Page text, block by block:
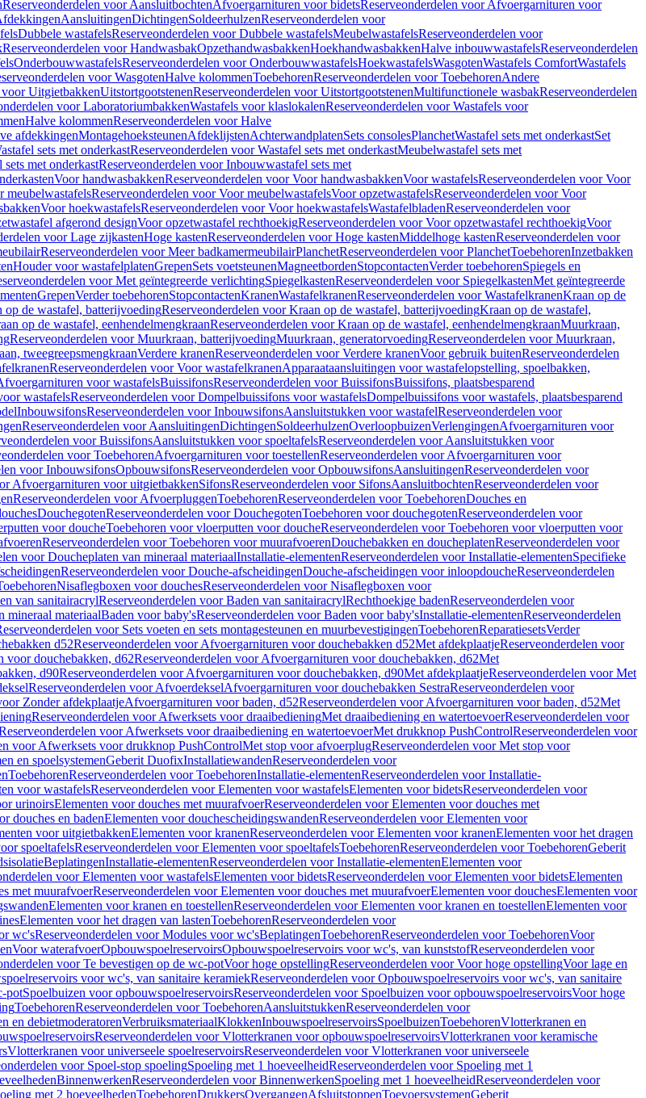
Reserveonderdelen voor AansluitbochtenAfvoergarnituren voor bidetsReserveonderdelen voor Afvoergarnituren voor
AansluitingenDichtingenSoldeerhulzenReserveonderdelen voor
Dubbele wastafelsReserveonderdelen voor Dubbele wastafelsMeubelwastafelsReserveonderdelen voor
Reserveonderdelen voor HandwasbakOpzethandwasbakkenHoekhandwasbakkenHalve inbouwwastafelsReserveonderdelen
OnderbouwwastafelsReserveonderdelen voor OnderbouwwastafelsHoekwastafelsWasgotenWastafels ComfortWastafels
voor WasgotenHalve kolommenToebehorenReserveonderdelen voor ToebehorenAndere
UitgietbakkenUitstortgootstenenReserveonderdelen voor UitstortgootstenenMultifunctionele wasbakReserveonderdelen
voor LaboratoriumbakkenWastafels voor klaslokalenReserveonderdelen voor Wastafels voor
Halve kolommenReserveonderdelen voor Halve
afdekkingenMontagehoeksteunenAfdeklijstenAchterwandplatenSets consolesPlanchetWastafel sets met onderkastSet
sets met onderkastReserveonderdelen voor Wastafel sets met onderkastMeubelwastafel sets met
met onderkastReserveonderdelen voor Inbouwwastafel sets met
Voor handwasbakkenReserveonderdelen voor Voor handwasbakkenVoor wastafelsReserveonderdelen voor Voor
meubelwastafelsReserveonderdelen voor Voor meubelwastafelsVoor opzetwastafelsReserveonderdelen voor Voor
Voor hoekwastafelsReserveonderdelen voor Voor hoekwastafelsWastafelbladenReserveonderdelen voor
afgerond designVoor opzetwastafel rechthoekigReserveonderdelen voor Voor opzetwastafel rechthoekigVoor
voor Lage zijkastenHoge kastenReserveonderdelen voor Hoge kastenMiddelhoge kastenReserveonderdelen voor
Reserveonderdelen voor Meer badkamermeubilairPlanchetReserveonderdelen voor PlanchetToebehorenInzetbakken
Houder voor wastafelplatenGrepenSets voetsteunenMagneetbordenStopcontactenVerder toebehorenSpiegels en
voor Met geïntegreerde verlichtingSpiegelkastenReserveonderdelen voor SpiegelkastenMet geïntegreerde
GrepenVerder toebehorenStopcontactenKranenWastafelkranenReserveonderdelen voor WastafelkranenKraan op de
op de wastafel, batterijvoedingReserveonderdelen voor Kraan op de wastafel, batterijvoedingKraan op de wastafel,
op de wastafel, eenhendelmengkraanReserveonderdelen voor Kraan op de wastafel, eenhendelmengkraanMuurkraan,
Reserveonderdelen voor Muurkraan, batterijvoedingMuurkraan, generatorvoedingReserveonderdelen voor Muurkraan,
tweegreepsmengkraanVerdere kranenReserveonderdelen voor Verdere kranenVoor gebruik buitenReserveonderdelen
Reserveonderdelen voor Voor wastafelkranenApparaataansluitingen voor wastafelopstelling, spoelbakken,
voor wastafelsBuissifonsReserveonderdelen voor BuissifonsBuissifons, plaatsbesparend
wastafelsReserveonderdelen voor Dompelbuissifons voor wastafelsDompelbuissifons voor wastafels, plaatsbesparend
InbouwsifonsReserveonderdelen voor InbouwsifonsAansluitstukken voor wastafelReserveonderdelen voor
Reserveonderdelen voor AansluitingenDichtingenSoldeerhulzenOverloopbuizenVerlengingenAfvoergarnituren voor
voor BuissifonsAansluitstukken voor spoeltafelsReserveonderdelen voor Aansluitstukken voor
voor ToebehorenAfvoergarnituren voor toestellenReserveonderdelen voor Afvoergarnituren voor
voor InbouwsifonsOpbouwsifonsReserveonderdelen voor OpbouwsifonsAansluitingenReserveonderdelen voor
Afvoergarnituren voor uitgietbakkenSifonsReserveonderdelen voor SifonsAansluitbochtenReserveonderdelen voor
Reserveonderdelen voor AfvoerpluggenToebehorenReserveonderdelen voor ToebehorenDouches en
DouchegotenReserveonderdelen voor DouchegotenToebehoren voor douchegotenReserveonderdelen voor
voor doucheToebehoren voor vloerputten voor doucheReserveonderdelen voor Toebehoren voor vloerputten voor
Reserveonderdelen voor Toebehoren voor muurafvoerenDouchebakken en doucheplatenReserveonderdelen voor
voor Doucheplaten van mineraal materiaalInstallatie-elementenReserveonderdelen voor Installatie-elementenSpecifieke
Reserveonderdelen voor Douche-afscheidingenDouche-afscheidingen voor inloopdoucheReserveonderdelen
Nisaflegboxen voor douchesReserveonderdelen voor Nisaflegboxen voor
van sanitairacrylReserveonderdelen voor Baden van sanitairacrylRechthoekige badenReserveonderdelen voor
mineraal materiaalBaden voor baby'sReserveonderdelen voor Baden voor baby'sInstallatie-elementenReserveonderdelen
voor Sets voeten en sets montagesteunen en muurbevestigingenToebehorenReparatiesetsVerder
d52Reserveonderdelen voor Afvoergarnituren voor douchebakken d52Met afdekplaatjeReserveonderdelen voor
voor douchebakken, d62Reserveonderdelen voor Afvoergarnituren voor douchebakken, d62Met
d90Reserveonderdelen voor Afvoergarnituren voor douchebakken, d90Met afdekplaatjeReserveonderdelen voor Met
Reserveonderdelen voor AfvoerdekselAfvoergarnituren voor douchebakken SestraReserveonderdelen voor
Zonder afdekplaatjeAfvoergarnituren voor baden, d52Reserveonderdelen voor Afvoergarnituren voor baden, d52Met
Reserveonderdelen voor Afwerksets voor draaibedieningMet draaibediening en watertoevoerReserveonderdelen voor
voor Afwerksets voor draaibediening en watertoevoerMet drukknop PushControlReserveonderdelen voor
voor Afwerksets voor drukknop PushControlMet stop voor afvoerplugReserveonderdelen voor Met stop voor
en spoelsystemenGeberit DuofixInstallatiewandenReserveonderdelen voor
ToebehorenReserveonderdelen voor ToebehorenInstallatie-elementenReserveonderdelen voor Installatie-
voor wastafelsReserveonderdelen voor Elementen voor wastafelsElementen voor bidetsReserveonderdelen voor
urinoirsElementen voor douches met muurafvoerReserveonderdelen voor Elementen voor douches met
douches en badenElementen voor douchescheidingswandenReserveonderdelen voor Elementen voor
voor uitgietbakkenElementen voor kranenReserveonderdelen voor Elementen voor kranenElementen voor het dragen
spoeltafelsReserveonderdelen voor Elementen voor spoeltafelsToebehorenReserveonderdelen voor ToebehorenGeberit
BeplatingenInstallatie-elementenReserveonderdelen voor Installatie-elementenElementen voor
voor Elementen voor wastafelsElementen voor bidetsReserveonderdelen voor Elementen voor bidetsElementen
met muurafvoerReserveonderdelen voor Elementen voor douches met muurafvoerElementen voor douchesElementen voor
Elementen voor kranen en toestellenReserveonderdelen voor Elementen voor kranen en toestellenElementen voor
Elementen voor het dragen van lastenToebehorenReserveonderdelen voor
wc'sReserveonderdelen voor Modules voor wc'sBeplatingenToebehorenReserveonderdelen voor ToebehorenVoor
Voor waterafvoerOpbouwspoelreservoirsOpbouwspoelreservoirs voor wc's, van kunststofReserveonderdelen voor
voor Te bevestigen op de wc-potVoor hoge opstellingReserveonderdelen voor Voor hoge opstellingVoor lage en
voor wc's, van sanitaire keramiekReserveonderdelen voor Opbouwspoelreservoirs voor wc's, van sanitaire
potSpoelbuizen voor opbouwspoelreservoirsReserveonderdelen voor Spoelbuizen voor opbouwspoelreservoirsVoor hoge
ToebehorenReserveonderdelen voor ToebehorenAansluitstukkenReserveonderdelen voor
en debietmoderatorenVerbruiksmateriaalKlokkenInbouwspoelreservoirsSpoelbuizenToebehorenVlotterkranen en
Reserveonderdelen voor Vlotterkranen voor opbouwspoelreservoirsVlotterkranen voor keramische
Vlotterkranen voor universeele spoelreservoirsReserveonderdelen voor Vlotterkranen voor universeele
voor Spoel-stop spoelingSpoeling met 1 hoeveelheidReserveonderdelen voor Spoeling met 1
BinnenwerkenReserveonderdelen voor BinnenwerkenSpoeling met 1 hoeveelheidReserveonderdelen voor
met 2 hoeveelhedenToebehorenDrukkersOvergangenAfsluitstoppenToevoersystemenGeberit